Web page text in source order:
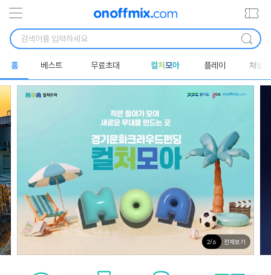
홈 베스트 무료초대 컬처모아 플레이 채널
2/6 전체보기